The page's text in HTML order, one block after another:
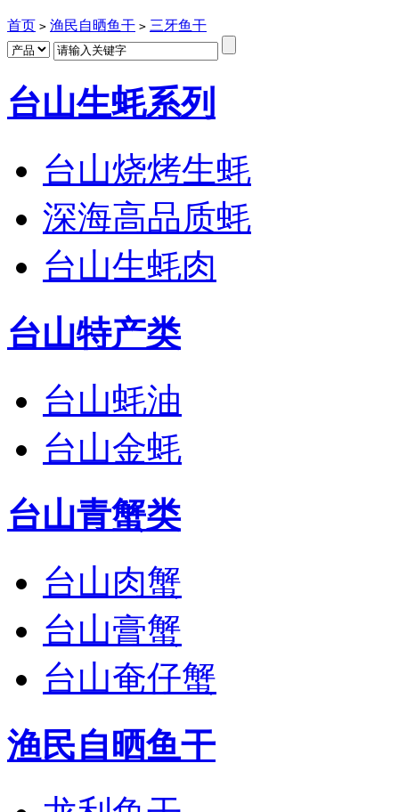
首页 > 渔民自晒鱼干 > 三牙鱼干
台山生蚝系列
台山烧烤生蚝
深海高品质蚝
台山生蚝肉
台山特产类
台山蚝油
台山金蚝
台山青蟹类
台山肉蟹
台山膏蟹
台山奄仔蟹
渔民自晒鱼干